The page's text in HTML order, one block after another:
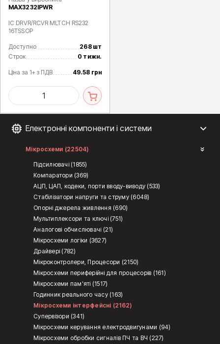
Електронні компоненти і системи
Мікросхеми (22504)
Підсилювачі (1855)
Компаратори (369)
АЦП, ЦАП, кодеки, порти вводу-виводу (533)
Стабілізатори напруги та струму (6048)
Опорні джерела живлення (690)
Мультиплексори та ключі (751)
Аналогові обчислювачі (21)
Мікросхеми логіки (3627)
Драйвері (782)
Мікроконтролери, Процесори (2150)
Мікросхеми периферійні для процесорів (161)
Мікросхеми пам'яті (1517)
Годинник реального часу (163)
Мікросхеми інтерфейсні (2162)
Супервізори (341)
Мікросхеми керування електродвигунами (94)
Мікросхеми обробки сигналів ПЧ та ВЧ (227)
MAX3232IPWR
IC DRVR/RCVR MLTCH RS232
16TSSOP
Доступно
268 шт
Строк
0 тижн.
Ціна за 1+ з ПДВ 49.58 грн